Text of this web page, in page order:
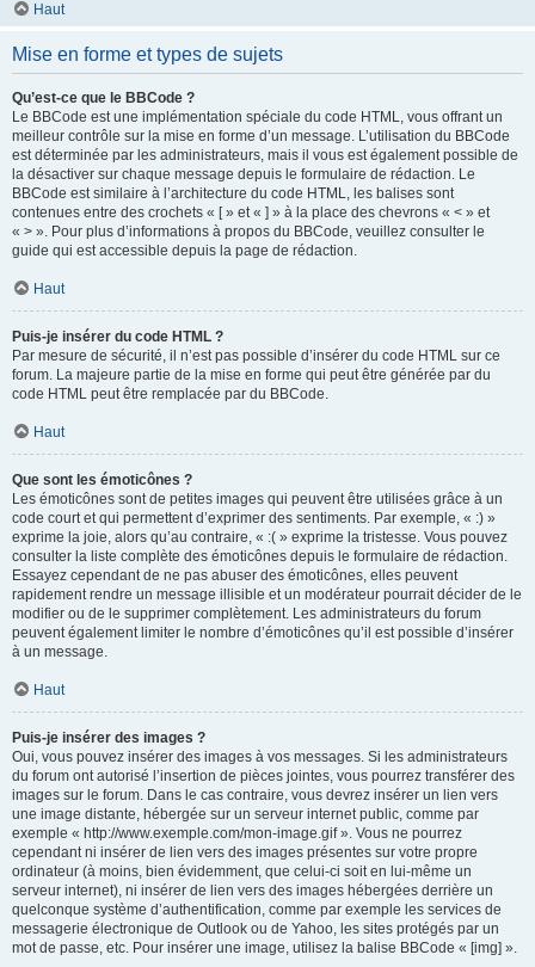
Haut
Mise en forme et types de sujets
Qu’est-ce que le BBCode ?
Le BBCode est une implémentation spéciale du code HTML, vous offrant un
meilleur contrôle sur la mise en forme d’un message. L’utilisation du BBCode
est déterminée par les administrateurs, mais il vous est également possible de
la désactiver sur chaque message depuis le formulaire de rédaction. Le
BBCode est similaire à l’architecture du code HTML, les balises sont
contenues entre des crochets « [ » et « ] » à la place des chevrons « < » et
« > ». Pour plus d’informations à propos du BBCode, veuillez consulter le
guide qui est accessible depuis la page de rédaction.
Haut
Puis-je insérer du code HTML ?
Par mesure de sécurité, il n’est pas possible d’insérer du code HTML sur ce
forum. La majeure partie de la mise en forme qui peut être générée par du
code HTML peut être remplacée par du BBCode.
Haut
Que sont les émoticônes ?
Les émoticônes sont de petites images qui peuvent être utilisées grâce à un
code court et qui permettent d’exprimer des sentiments. Par exemple, « :) »
exprime la joie, alors qu’au contraire, « :( » exprime la tristesse. Vous pouvez
consulter la liste complète des émoticônes depuis le formulaire de rédaction.
Essayez cependant de ne pas abuser des émoticônes, elles peuvent
rapidement rendre un message illisible et un modérateur pourrait décider de le
modifier ou de le supprimer complètement. Les administrateurs du forum
peuvent également limiter le nombre d’émoticônes qu’il est possible d’insérer
à un message.
Haut
Puis-je insérer des images ?
Oui, vous pouvez insérer des images à vos messages. Si les administrateurs
du forum ont autorisé l’insertion de pièces jointes, vous pourrez transférer des
images sur le forum. Dans le cas contraire, vous devrez insérer un lien vers
une image distante, hébergée sur un serveur internet public, comme par
exemple « http://www.exemple.com/mon-image.gif ». Vous ne pourrez
cependant ni insérer de lien vers des images présentes sur votre propre
ordinateur (à moins, bien évidemment, que celui-ci soit en lui-même un
serveur internet), ni insérer de lien vers des images hébergées derrière un
quelconque système d’authentification, comme par exemple les services de
messagerie électronique de Outlook ou de Yahoo, les sites protégés par un
mot de passe, etc. Pour insérer une image, utilisez la balise BBCode « [img] ».